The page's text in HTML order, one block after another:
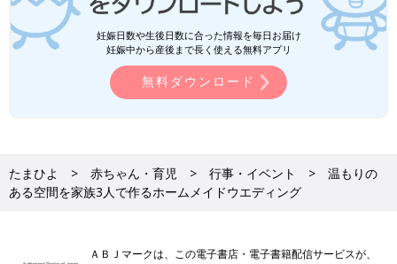
妊娠日数や生後日数に合った情報を毎日お届け
妊娠中から産後まで長く使える無料アプリ
無料ダウンロード
たまひよ 赤ちゃん・育児 行事・イベント
温もりの
ある空間を家族3人で作るホームメイドウエディング
ＡＢＪマークは、この電子書店・電子書籍配信サービスが、